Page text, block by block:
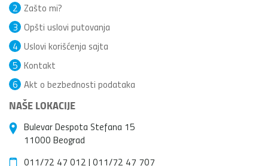
Zašto mi?
2
Opšti uslovi putovanja
3
Uslovi korišćenja sajta
4
Kontakt
5
Akt o bezbednosti podataka
6
NAŠE LOKACIJE
Bulevar Despota Stefana 15
11000 Beograd
011/72 47 012 | 011/72 47 707